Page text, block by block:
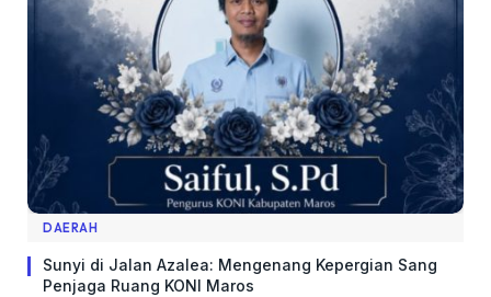
DAERAH
Sunyi di Jalan Azalea: Mengenang Kepergian Sang
Penjaga Ruang KONI Maros